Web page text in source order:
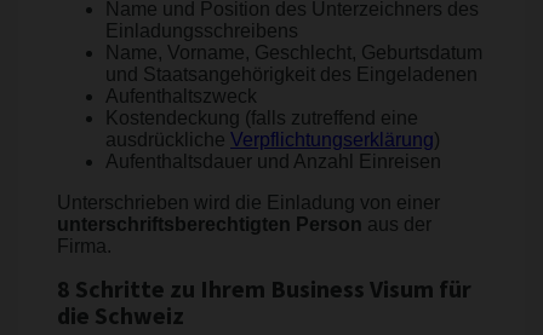
Name und Position des Unterzeichners des
Einladungsschreibens
Name, Vorname, Geschlecht, Geburtsdatum
und Staatsangehörigkeit des Eingeladenen
Aufenthaltszweck
Kostendeckung (falls zutreffend eine
ausdrückliche Verpflichtungserklärung)
Aufenthaltsdauer und Anzahl Einreisen
Unterschrieben wird die Einladung von einer
unterschriftsberechtigten Person aus der
Firma.
8 Schritte zu Ihrem Business Visum für
die Schweiz